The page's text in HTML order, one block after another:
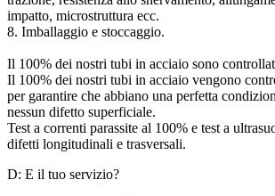
impatto, microstruttura ecc.
8. Imballaggio e stoccaggio.
Il 100% dei nostri tubi in acciaio sono
Il 100% dei nostri tubi in acciaio vengono
per garantire che abbiano una perfetta
nessun difetto superficiale.
Test a correnti parassite al 100% e test a
difetti longitudinali e trasversali.
D: E il tuo servizio?